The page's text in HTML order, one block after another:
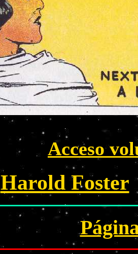
Acceso
Harold Foster